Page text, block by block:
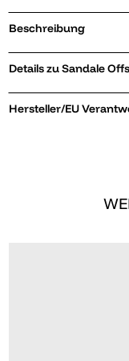
Beschreibung
Hersteller/EU